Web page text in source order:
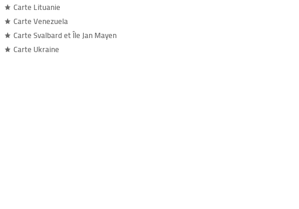
Carte Lituanie
Carte Venezuela
Carte Svalbard et Île Jan Mayen
Carte Ukraine